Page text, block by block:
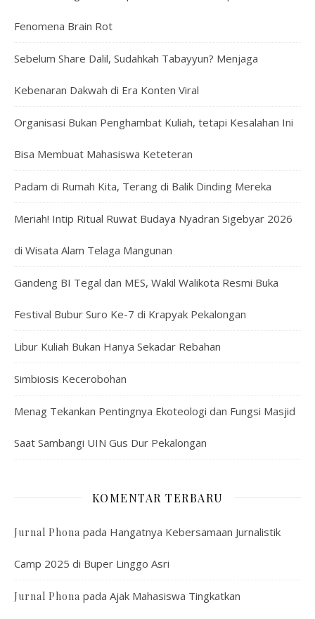
Fenomena Brain Rot
Sebelum Share Dalil, Sudahkah Tabayyun? Menjaga
Kebenaran Dakwah di Era Konten Viral
Organisasi Bukan Penghambat Kuliah, tetapi Kesalahan Ini
Bisa Membuat Mahasiswa Keteteran
Padam di Rumah Kita, Terang di Balik Dinding Mereka
Meriah! Intip Ritual Ruwat Budaya Nyadran Sigebyar 2026
di Wisata Alam Telaga Mangunan
Gandeng BI Tegal dan MES, Wakil Walikota Resmi Buka
Festival Bubur Suro Ke-7 di Krapyak Pekalongan
Libur Kuliah Bukan Hanya Sekadar Rebahan
Simbiosis Kecerobohan
Menag Tekankan Pentingnya Ekoteologi dan Fungsi Masjid
Saat Sambangi UIN Gus Dur Pekalongan
KOMENTAR TERBARU
Jurnal Phona pada Hangatnya Kebersamaan Jurnalistik
Camp 2025 di Buper Linggo Asri
Jurnal Phona pada Ajak Mahasiswa Tingkatkan